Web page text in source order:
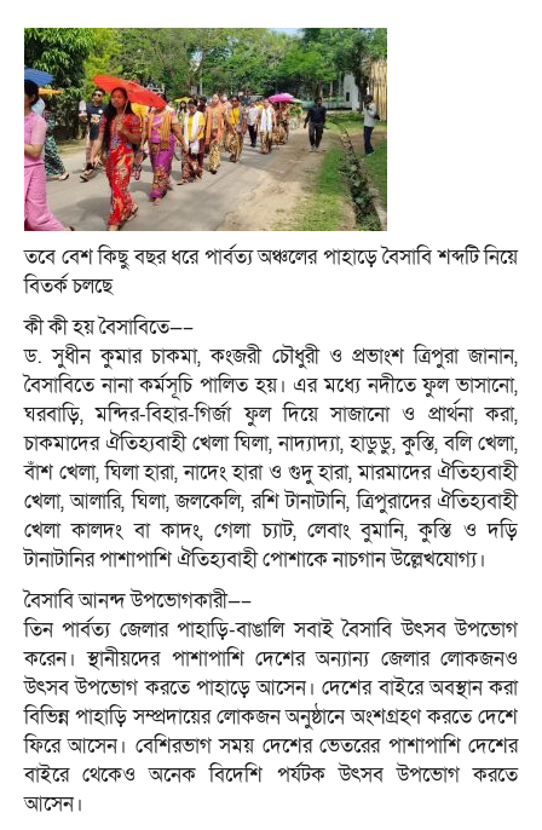
তবে বেশ কিছু বছর ধরে পার্বত্য অঞ্চলের পাহাড়ে বৈসাবি শব্দটি নিয়ে
বিতর্ক চলছে
কী কী হয় বৈসাবিতে—–
ড. সুধীন কুমার চাকমা, কংজরী চৌধুরী ও প্রভাংশ ত্রিপুরা জানান,
বৈসাবিতে নানা কর্মসূচি পালিত হয়। এর মধ্যে নদীতে ফুল ভাসানো,
ঘরবাড়ি, মন্দির-বিহার-গির্জা ফুল দিয়ে সাজানো ও প্রার্থনা করা,
চাকমাদের ঐতিহ্যবাহী খেলা ঘিলা, নাদ্যাদ্যা, হাডুডু, কুস্তি, বলি খেলা,
বাঁশ খেলা, ঘিলা হারা, নাদেং হারা ও গুদু হারা, মারমাদের ঐতিহ্যবাহী
খেলা, আলারি, ঘিলা, জলকেলি, রশি টানাটানি, ত্রিপুরাদের ঐতিহ্যবাহী
খেলা কালদং বা কাদং, গেলা চ্যাট, লেবাং বুমানি, কুস্তি ও দড়ি
টানাটানির পাশাপাশি ঐতিহ্যবাহী পোশাকে নাচগান উল্লেখযোগ্য।
বৈসাবি আনন্দ উপভোগকারী—–
তিন পার্বত্য জেলার পাহাড়ি-বাঙালি সবাই বৈসাবি উৎসব উপভোগ
করেন। স্থানীয়দের পাশাপাশি দেশের অন্যান্য জেলার লোকজনও
উৎসব উপভোগ করতে পাহাড়ে আসেন। দেশের বাইরে অবস্থান করা
বিভিন্ন পাহাড়ি সম্প্রদায়ের লোকজন অনুষ্ঠানে অংশগ্রহণ করতে দেশে
ফিরে আসেন। বেশিরভাগ সময় দেশের ভেতরের পাশাপাশি দেশের
বাইরে থেকেও অনেক বিদেশি পর্যটক উৎসব উপভোগ করতে
আসেন।